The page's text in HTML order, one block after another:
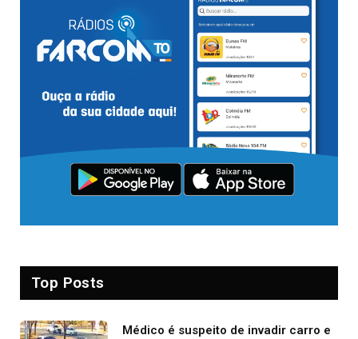
Top Posts
Médico é suspeito de invadir carro e